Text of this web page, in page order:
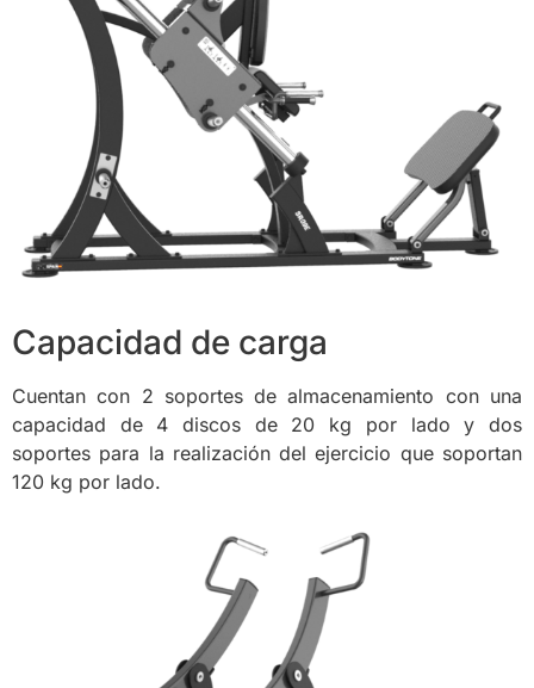
Capacidad de carga
Cuentan con 2 soportes de almacenamiento con una
capacidad de 4 discos de 20 kg por lado y dos
soportes para la realización del ejercicio que soportan
120 kg por lado.